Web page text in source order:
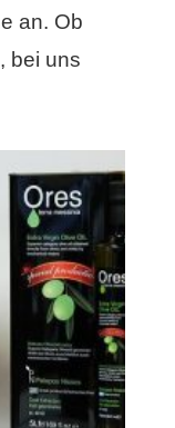
an. Ob
bei uns